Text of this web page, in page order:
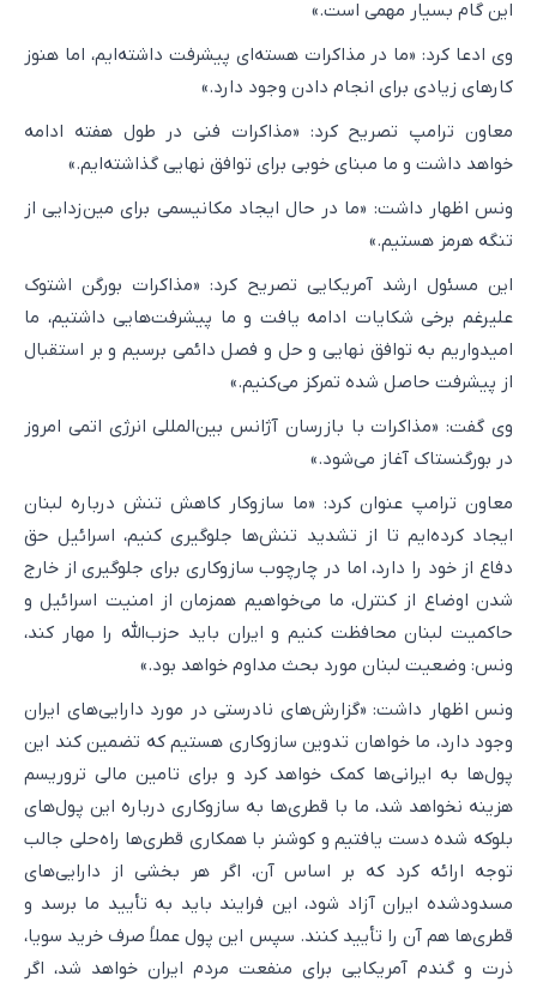
این گام بسیار مهمی است.»
وی ادعا کرد: «ما در مذاکرات هسته‌ای پیشرفت داشته‌ایم، اما هنوز
کارهای زیادی برای انجام دادن وجود دارد.»
معاون ترامپ تصریح کرد: «مذاکرات فنی در طول هفته ادامه
خواهد داشت و ما مبنای خوبی برای توافق نهایی گذاشته‌ایم.»
ونس اظهار داشت: «ما در حال ایجاد مکانیسمی برای مین‌زدایی از
تنگه هرمز هستیم.»
این مسئول ارشد آمریکایی تصریح کرد: «مذاکرات بورگن‌ اشتوک
علیرغم برخی شکایات ادامه یافت و ما پیشرفت‌هایی داشتیم، ما
امیدواریم به توافق نهایی و حل و فصل دائمی برسیم و بر استقبال
از پیشرفت حاصل شده تمرکز می‌کنیم.»
وی گفت: «مذاکرات با بازرسان آژانس بین‌المللی انرژی اتمی امروز
در بورگنستاک آغاز می‌شود.»
معاون ترامپ عنوان کرد: «ما سازوکار کاهش تنش درباره لبنان
ایجاد کرده‌ایم تا از تشدید تنش‌ها جلوگیری کنیم، اسرائیل حق
دفاع از خود را دارد، اما در چارچوب سازوکاری برای جلوگیری از خارج
شدن اوضاع از کنترل، ما می‌خواهیم همزمان از امنیت اسرائیل و
حاکمیت لبنان محافظت کنیم و ایران باید حزب‌الله را مهار کند،
ونس: وضعیت لبنان مورد بحث مداوم خواهد بود.»
ونس اظهار داشت: «گزارش‌های نادرستی در مورد دارایی‌های ایران
وجود دارد، ما خواهان تدوین سازوکاری هستیم که تضمین کند این
پول‌ها به ایرانی‌ها کمک خواهد کرد و برای تامین مالی تروریسم
هزینه نخواهد شد، ما با قطری‌ها به سازوکاری درباره این پول‌های
بلوکه شده دست یافتیم و کوشنر با همکاری قطری‌ها راه‌حلی جالب
توجه ارائه کرد که بر اساس آن، اگر هر بخشی از دارایی‌های
مسدودشده ایران آزاد شود، این فرایند باید به تأیید ما برسد و
قطری‌ها هم آن را تأیید کنند. سپس این پول عملاً صرف خرید سویا،
ذرت و گندم آمریکایی برای منفعت مردم ایران خواهد شد، اگر